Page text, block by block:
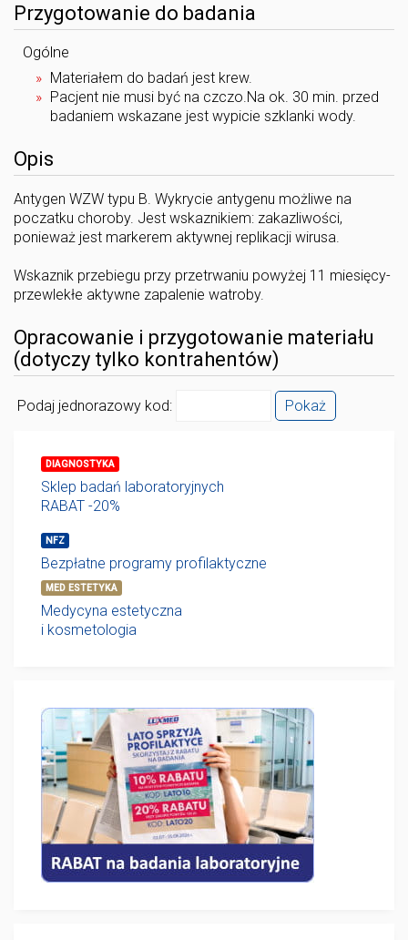
Przygotowanie do badania
Ogólne
Materiałem do badań jest krew.
Pacjent nie musi być na czczo.Na ok. 30 min. przed
badaniem wskazane jest wypicie szklanki wody.
Opis
Antygen WZW typu B. Wykrycie antygenu możliwe na
poczatku choroby. Jest wskaznikiem: zakazliwości,
ponieważ jest markerem aktywnej replikacji wirusa.
Wskaznik przebiegu przy przetrwaniu powyżej 11 miesięcy-
przewlekłe aktywne zapalenie watroby.
Opracowanie i przygotowanie materiału
(dotyczy tylko kontrahentów)
Podaj jednorazowy kod: Pokaż
DIAGNOSTYKA
Sklep badań laboratoryjnych
RABAT -20%
NFZ
Bezpłatne programy profilaktyczne
MED ESTETYKA
Medycyna estetyczna
i kosmetologia